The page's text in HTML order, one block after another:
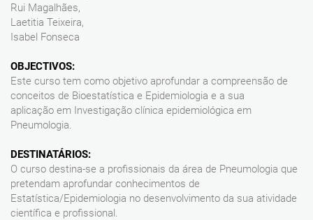
Rui Magalhães,
Laetitia Teixeira,
Isabel Fonseca
OBJECTIVOS:
Este curso tem como objetivo aprofundar a compreensão de
conceitos de Bioestatística e Epidemiologia e a sua
aplicação em Investigação clínica epidemiológica em
Pneumologia.
DESTINATÁRIOS:
O curso destina-se a profissionais da área de Pneumologia que
pretendam aprofundar conhecimentos de
Estatística/Epidemiologia no desenvolvimento da sua atividade
científica e profissional.